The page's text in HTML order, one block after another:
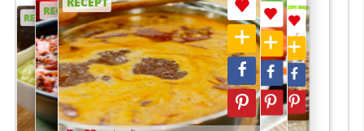
RECEPT
RECEPT RECEPT
RECEPT